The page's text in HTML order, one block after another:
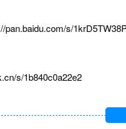
pan.baidu.com/s/
s/1b840c0a22e2